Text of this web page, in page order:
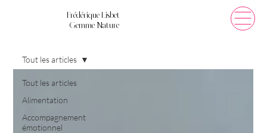
Frédérique Lisbet
Gemme Nature
Tout les articles
Alimentation
Accompagnement
émotionnel
Tout les articles